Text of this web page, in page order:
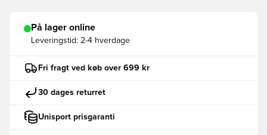
På lager online
Leveringstid: 2-4 hverdage
Fri fragt ved køb over 699 kr
30 dages returret
Unisport prisgaranti